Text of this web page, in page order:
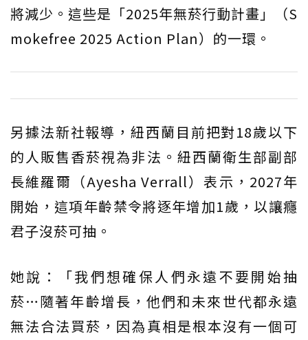
將減少。這些是「2025年無菸行動計畫」（S
mokefree 2025 Action Plan）的一環。
另據法新社報導，紐西蘭目前把對18歲以下
的人販售香菸視為非法。紐西蘭衛生部副部
長維羅爾（Ayesha Verrall）表示，2027年
開始，這項年齡禁令將逐年增加1歲，以讓癮
君子沒菸可抽。
她說：「我們想確保人們永遠不要開始抽
菸…隨著年齡增長，他們和未來世代都永遠
無法合法買菸，因為真相是根本沒有一個可